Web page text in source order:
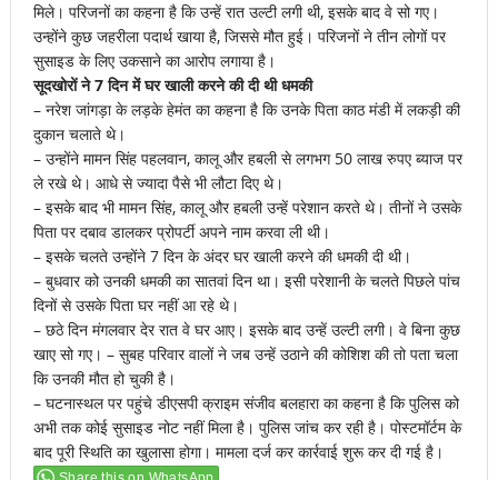
मिले। परिजनों का कहना है कि उन्हें रात उल्टी लगी थी, इसके बाद वे सो गए।
उन्होंने कुछ जहरीला पदार्थ खाया है, जिससे मौत हुई। परिजनों ने तीन लोगों पर
सुसाइड के लिए उकसाने का आरोप लगाया है।
सूदखोरों ने 7 दिन में घर खाली करने की दी थी धमकी
– नरेश जांगड़ा के लड़के हेमंत का कहना है कि उनके पिता काठ मंडी में लकड़ी की
दुकान चलाते थे।
– उन्होंने मामन सिंह पहलवान, कालू और हबली से लगभग 50 लाख रुपए ब्याज पर
ले रखे थे। आधे से ज्यादा पैसे भी लौटा दिए थे।
– इसके बाद भी मामन सिंह, कालू और हबली उन्हें परेशान करते थे। तीनों ने उसके
पिता पर दबाव डालकर प्रोपर्टी अपने नाम करवा ली थी।
– इसके चलते उन्होंने 7 दिन के अंदर घर खाली करने की धमकी दी थी।
– बुधवार को उनकी धमकी का सातवां दिन था। इसी परेशानी के चलते पिछले पांच
दिनों से उसके पिता घर नहीं आ रहे थे।
– छठे दिन मंगलवार देर रात वे घर आए। इसके बाद उन्हें उल्टी लगी। वे बिना कुछ
खाए सो गए। – सुबह परिवार वालों ने जब उन्हें उठाने की कोशिश की तो पता चला
कि उनकी मौत हो चुकी है।
– घटनास्थल पर पहुंचे डीएसपी क्राइम संजीव बलहारा का कहना है कि पुलिस को
अभी तक कोई सुसाइड नोट नहीं मिला है। पुलिस जांच कर रही है। पोस्टमॉर्टम के
बाद पूरी स्थिति का खुलासा होगा। मामला दर्ज कर कार्रवाई शुरू कर दी गई है।